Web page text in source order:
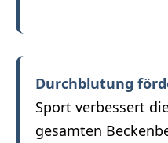
Durchblutung
Sport verbessert
gesamten